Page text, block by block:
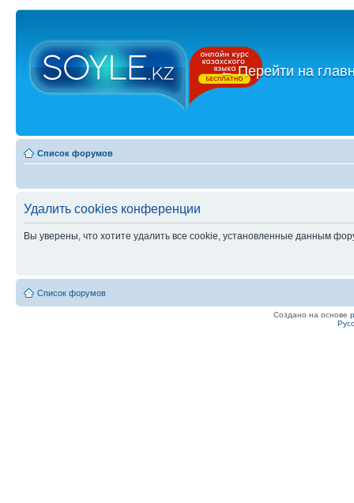
←Перейти на
Список форумов
Удалить cookies конференции
Вы уверены, что хотите удалить все cookie, установленные данным
Список форумов
Создано на основе